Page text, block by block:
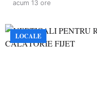
acum 13 ore
LOCALE